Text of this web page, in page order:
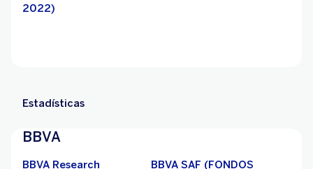
2022)
Estadísticas
BBVA
BBVA Research
BBVA SAF (FONDOS